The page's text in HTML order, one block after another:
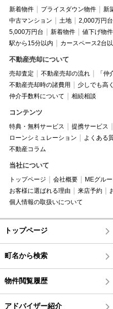
新着物件 プライスダウン物件 新
中古マンション
土地 2,000万円台
5,000万円台
新着物件 値下げ物件
駅から15分以内
カースペース2台
不動産売却について
売却査定 不動産売却の流れ
「
不動産売却時の諸費用
少しでも高
仲介手数料について
相続相談
コンテンツ
特典・無料サービス 提携サービス
ローンシミュレーション
よくある
不動産コラム
当社について
トップページ 会社概要 MEグル
お客様に選ばれる理由
来店予約
個人情報の取扱いについて
トップページ
町名から検索
物件閲覧履歴
アドバイザー紹介